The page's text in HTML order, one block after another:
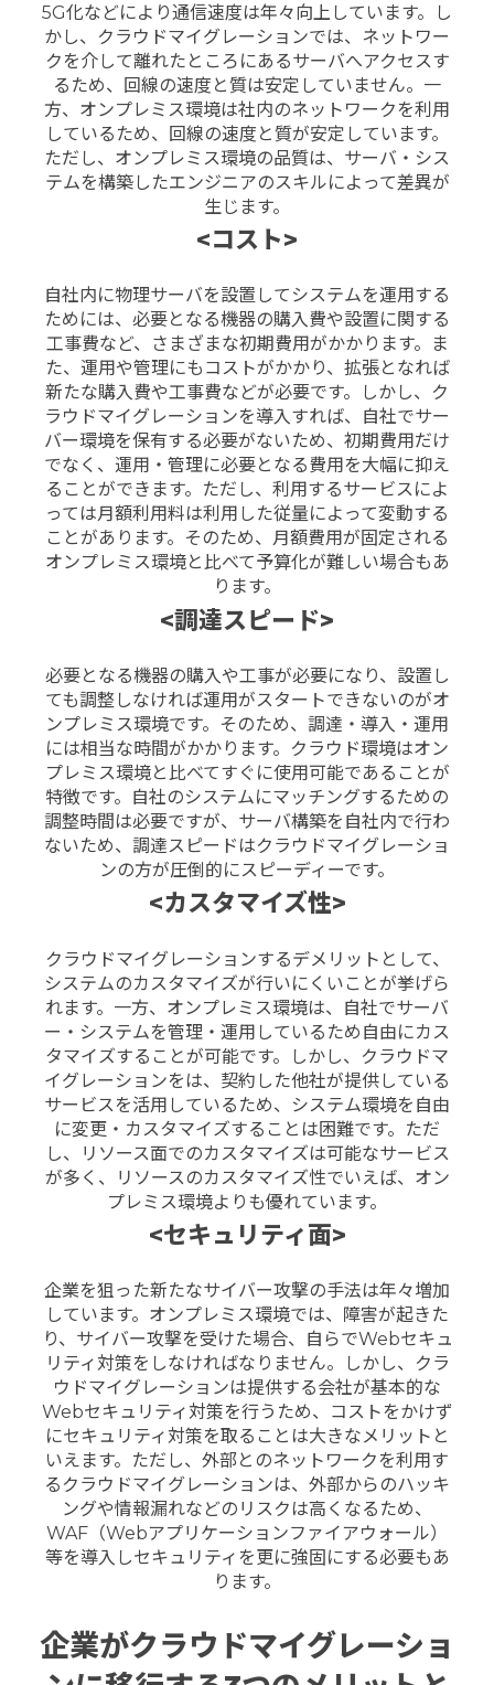
5G化などにより通信速度は年々向上しています。
し
かし、クラウドマイグレーションでは、ネットワー
クを介して離れたところにあるサーバへアクセスす
るため、回線の速度と質は安定していません。 一
方、オンプレミス環境は社内のネットワークを利用
しているため、回線の速度と質が安定しています。
ただし、オンプレミス環境の品質は、サーバ・シス
テムを構築したエンジニアのスキルによって差異が
生じます。
<コスト>
自社内に物理サーバを設置してシステムを運用する
ためには、必要となる機器の購入費や設置に関する
工事費など、さまざまな初期費用がかかります。ま
た、運用や管理にもコストがかかり、拡張となれば
新たな購入費や工事費などが必要です。しかし、
ク
ラウドマイグレーションを導入すれば、自社でサー
バー環境を保有する必要がないため、初期費用だけ
でなく、運用・管理に必要となる費用を大幅に抑え
ることができます。
ただし、利用するサービスによ
っては月額利用料は利用した従量によって変動する
ことがあります。そのため、月額費用が固定される
オンプレミス環境と比べて予算化が難しい場合もあ
ります。
<調達スピード>
必要となる機器の購入や工事が必要になり、設置し
ても調整しなければ運用がスタートできないのがオ
ンプレミス環境です。そのため、調達・導入・運用
には相当な時間がかかります。
クラウド環境はオン
プレミス環境と比べてすぐに使用可能であることが
特徴です。自社のシステムにマッチングするための
調整時間は必要ですが、サーバ構築を自社内で行わ
ないため、調達スピードはクラウドマイグレーショ
ンの方が圧倒的にスピーディーです。
<カスタマイズ性>
クラウドマイグレーションするデメリットとして、
システムのカスタマイズが行いにくいことが挙げら
れます。一方、オンプレミス環境は、自社でサーバ
ー・システムを管理・運用しているため自由にカス
タマイズすることが可能です。
しかし、クラウドマ
イグレーションをは、契約した他社が提供している
サービスを活用しているため、システム環境を自由
に変更・カスタマイズすることは困難です。
ただ
し、リソース面でのカスタマイズは可能なサービス
が多く、リソースのカスタマイズ性でいえば、オン
プレミス環境よりも優れています。
<セキュリティ面>
企業を狙った新たなサイバー攻撃の手法は年々増加
しています。 オンプレミス環境では、障害が起きた
り、サイバー攻撃を受けた場合、自らでWebセキュ
リティ対策をしなければなりません。しかし、
クラ
ウドマイグレーションは提供する会社が基本的な
Webセキュリティ対策を行うため、コストをかけず
にセキュリティ対策を取ることは大きなメリットと
いえます。
ただし、外部とのネットワークを利用す
るクラウドマイグレーションは、外部からのハッキ
ングや情報漏れなどのリスクは高くなるため、
WAF（Webアプリケーションファイアウォール）
等を導入しセキュリティを更に強固にする必要もあ
ります。
企業がクラウドマイグレーショ